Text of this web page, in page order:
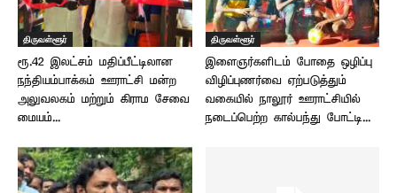
திருவள்ளூர்
ரூ.42 இலட்சம் மதிப்பீட்டிலான
நந்தியம்பாக்கம் ஊராட்சி மன்ற
அலுவலகம் மற்றும் கிராம சேவை
மையம்...
திருவள்ளூர்
இளைஞர்களிடம் போதை ஒழிப்பு
விழிப்புணர்வை ஏற்படுத்தும்
வகையில் நாலூர் ஊராட்சியில்
நடைப்பெற்ற கால்பந்து போட்டி...